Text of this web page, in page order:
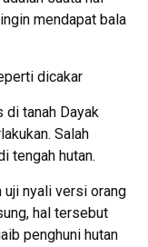
mendapat bala
dicakar
di tanah Dayak
Salah
tengah hutan.
uji nyali versi orang
hal tersebut
penghuni hutan